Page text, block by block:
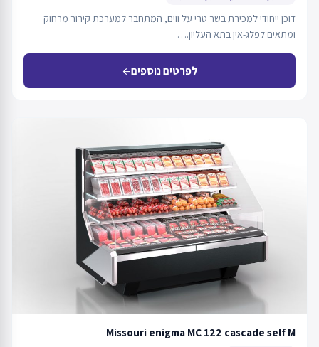
דוכן ייחודי למכירת בשר טרי על ווים, המתחבר למערכת קירור מרחוק
ומתאים לפלג-אין בתא העליון.…
לפרטים נוספיםarrow_back
Missouri enigma MC 122 cascade self M